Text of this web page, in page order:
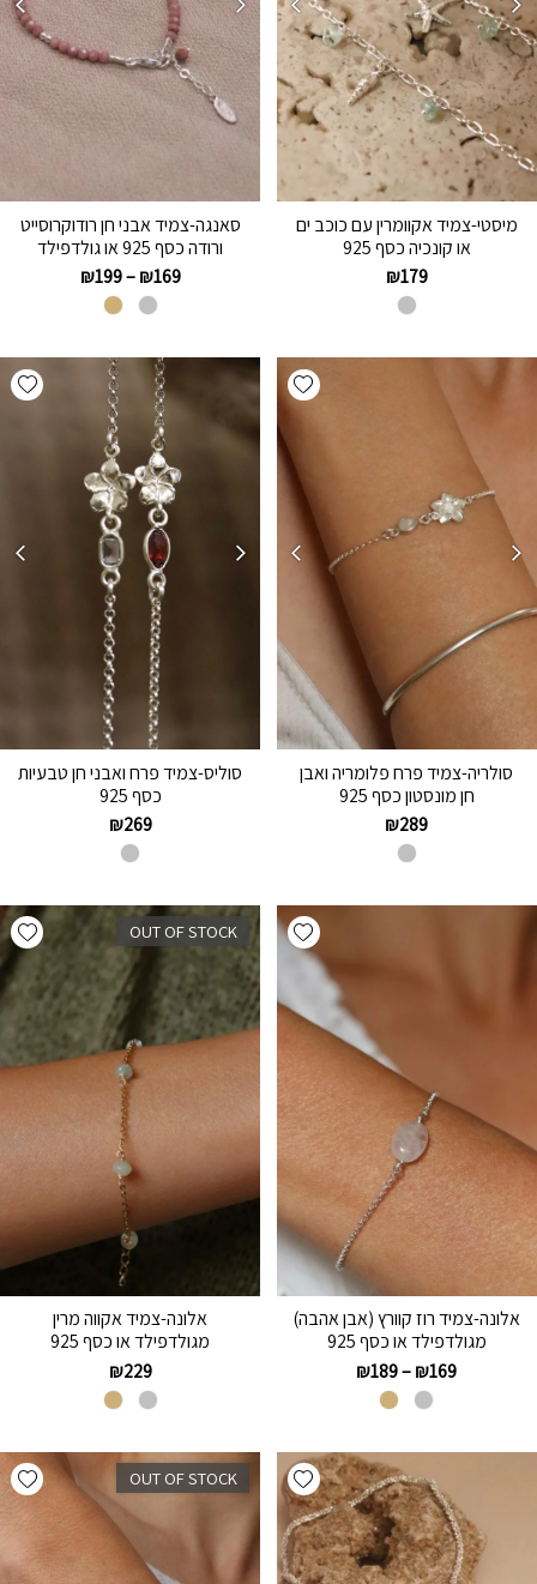
מיסטי-צמיד אקוומרין עם כוכב ים
או קונכיה כסף 925
₪179
סאנגה-צמיד אבני חן רודוקרוסייט
ורודה כסף 925 או גולדפילד
₪169
–
₪199
Add wishlist
סולריה-צמיד פרח פלומריה ואבן
חן מונסטון כסף 925
₪289
סוליס-צמיד פרח ואבני חן טבעיות
כסף 925
₪269
Add wishlist
אלונה-צמיד רוז קוורץ (אבן אהבה)
מגולדפילד או כסף 925
₪169
–
₪189
OUT OF STOCK
אלונה-צמיד אקווה מרין
מגולדפילד או כסף 925
₪229
Add wishlist
OUT OF STOCK